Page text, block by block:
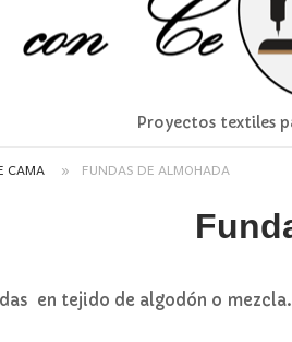
Proyectos textiles
CAMA » FUNDAS DE ALMOHADA
en tejido de algodón o mezcla.